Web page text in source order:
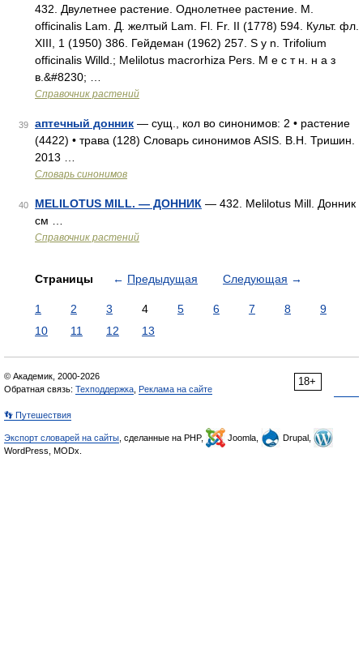
432. Двулетнее растение. Однолетнее растение. M.
officinalis Lam. Д. желтый Lam. Fl. Fr. II (1778) 594. Культ. фл.
XIII, 1 (1950) 386. Гейдеман (1962) 257. S y n. Trifolium
officinalis Willd.; Melilotus macrorhiza Pers. М е с т н. н а з
в.&#8230; …
Справочник растений
39 аптечный донник — сущ., кол во синонимов: 2 • растение
(4422) • трава (128) Словарь синонимов ASIS. В.Н. Тришин.
2013 …
Словарь синонимов
40 MELILOTUS MILL. — ДОННИК — 432. Melilotus Mill. Донник
см …
Справочник растений
Страницы ← Предыдущая Следующая →
1 2 3 4 5 6 7 8
9
10
11 12 13
18+
© Академик, 2000-2026
Обратная связь: Техподдержка Реклама на сайте
👣 Путешествия
Экспорт словарей на сайты , сделанные на PHP, Joomla,
Drupal,
WordPress, MODx.